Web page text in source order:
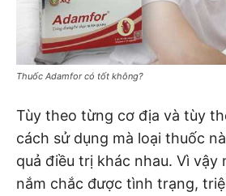
Thuốc Adamfor có tốt không?
Tùy theo từng cơ địa và tùy
cách sử dụng mà loại thuốc
quả điều trị khác nhau. Vì vậy
nắm chắc được tình trạng,